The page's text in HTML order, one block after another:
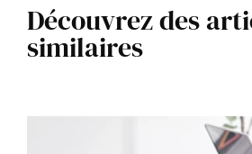
Découvrez des
similaires